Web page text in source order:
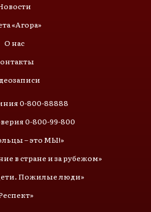
«Агора»
О нас
0-800-88888
0-800-99-800
– это МЫ!»
в стране и за рубежом»
Пожилые люди»